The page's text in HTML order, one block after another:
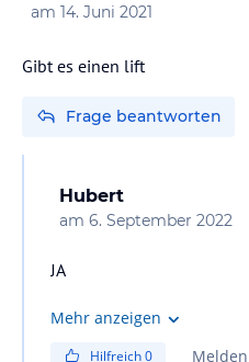
am 14. Juni 2021
Gibt es einen lift
Frage beantworten
Hubert
am 6. September 2022
JA
Mehr anzeigen
Hilfreich0 Melden